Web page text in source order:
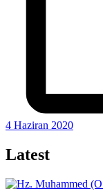
4 Haziran 2020
Latest